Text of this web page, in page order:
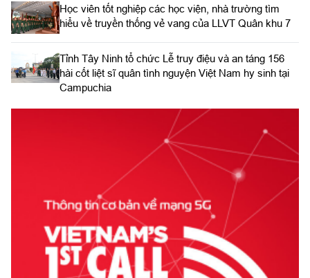
Học viên tốt nghiệp các học viện, nhà trường tìm
hiểu về truyền thống vẻ vang của LLVT Quân khu 7
​Tỉnh Tây Ninh tổ chức Lễ truy điệu và an táng 156
hài cốt liệt sĩ quân tình nguyện Việt Nam hy sinh tại
Campuchia